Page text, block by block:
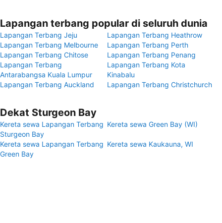
Lapangan terbang popular di seluruh dunia
Lapangan Terbang Jeju
Lapangan Terbang Heathrow
Lapangan Terbang Melbourne
Lapangan Terbang Perth
Lapangan Terbang Chitose
Lapangan Terbang Penang
Lapangan Terbang
Antarabangsa Kuala Lumpur
Lapangan Terbang Kota
Kinabalu
Lapangan Terbang Auckland
Lapangan Terbang Christchurch
Dekat Sturgeon Bay
Kereta sewa Lapangan Terbang
Sturgeon Bay
Kereta sewa Green Bay (WI)
Kereta sewa Lapangan Terbang
Green Bay
Kereta sewa Kaukauna, WI